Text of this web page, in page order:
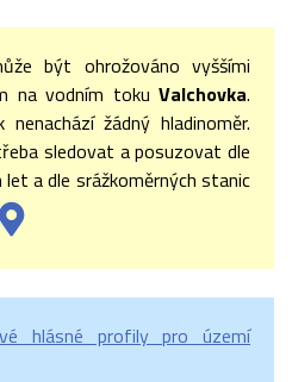
být ohrožováno vyššími
na vodním toku Valchovka.
žádný hladinoměr.
sledovat a posuzovat dle
a dle srážkoměrných stanic
hlásné profily pro území